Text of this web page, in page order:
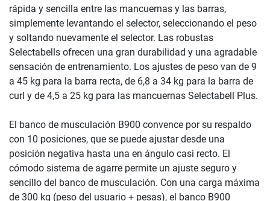
rápida y sencilla entre las mancuernas y las barras,
simplemente levantando el selector, seleccionando el peso
y soltando nuevamente el selector. Las robustas
Selectabells ofrecen una gran durabilidad y una agradable
sensación de entrenamiento. Los ajustes de peso van de 9
a 45 kg para la barra recta, de 6,8 a 34 kg para la barra de
curl y de 4,5 a 25 kg para las mancuernas Selectabell Plus.
El banco de musculación B900 convence por su respaldo
con 10 posiciones, que se puede ajustar desde una
posición negativa hasta una en ángulo casi recto. El
cómodo sistema de agarre permite un ajuste seguro y
sencillo del banco de musculación. Con una carga máxima
de 300 kg (peso del usuario + pesas), el banco B900